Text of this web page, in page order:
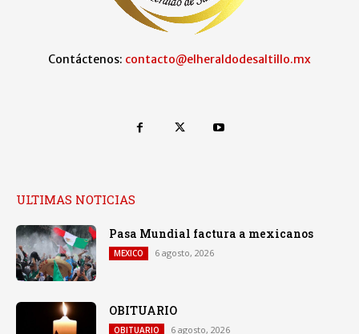
Contáctenos: contacto@elheraldodesaltillo.mx
ULTIMAS NOTICIAS
Pasa Mundial factura a mexicanos
MEXICO 6 agosto, 2026
OBITUARIO
OBITUARIO 6 agosto, 2026